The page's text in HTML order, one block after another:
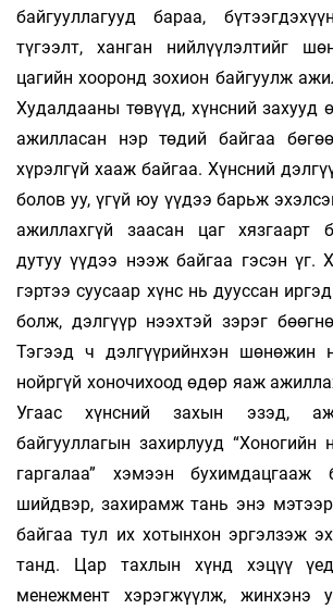
байгууллагууд бараа,
түгээлт, ханган нийлүүлэлтийг
цагийн хооронд зохион байгуулж
Худалдааны төвүүд, хүнсний захууд
ажилласан нэр төдий байгаа
хүрэлгүй хааж байгаа. Хүнсний
болов уу, үгүй юу үүдээ барьж
ажиллахгүй заасан цаг хязгаарт
дутуу үүдээ нээж байгаа гэсэн үг.
гэртээ суусаар хүнс нь дууссан
болж, дэлгүүр нээхтэй зэрэг
Тэгээд ч дэлгүүрийнхэн шөнөжин
нойргүй хоночихоод өдөр яаж
Угаас хүнсний захын эзэд,
байгууллагын захирлууд “Хоногийн
гаргалаа” хэмээн бухимдацгааж
шийдвэр, захирамж тань энэ
байгаа тул их хотынхон эргэлзэж
танд. Цар тахлын хүнд хэцүү
менежмент хэрэгжүүлж, жинхэнэ